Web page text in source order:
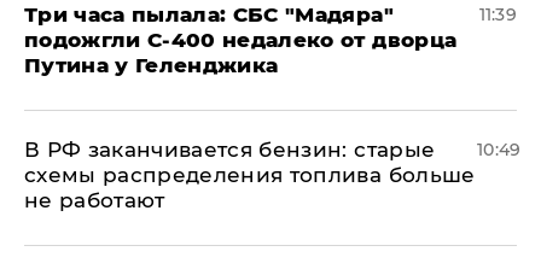
Три часа пылала: СБС "Мадяра"
подожгли С-400 недалеко от дворца
Путина у Геленджика
11:39
​В РФ заканчивается бензин: старые
схемы распределения топлива больше
не работают
10:49